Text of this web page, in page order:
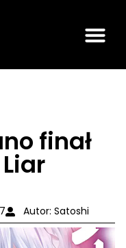
finał
Autor: Satoshi